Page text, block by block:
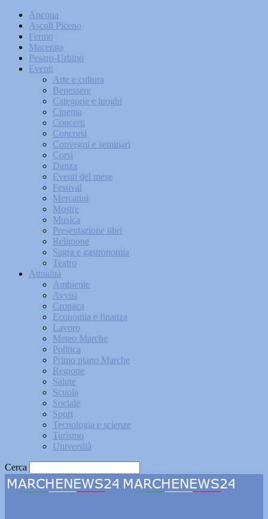
Ancona
Ascoli Piceno
Fermo
Macerata
Pesaro-Urbino
Eventi
Arte e cultura
Benessere
Categorie e luoghi
Cinema
Concerti
Concorsi
Convegni e seminari
Corsi
Danza
Eventi del mese
Festival
Mercatini
Mostre
Musica
Presentazione libri
Religione
Sagra e gastronomia
Teatro
Attualità
Ambiente
Avvisi
Cronaca
Economia e finanza
Lavoro
Meteo Marche
Politica
Primo piano Marche
Regione
Salute
Scuola
Sociale
Sport
Tecnologia e scienze
Turismo
Università
Cerca